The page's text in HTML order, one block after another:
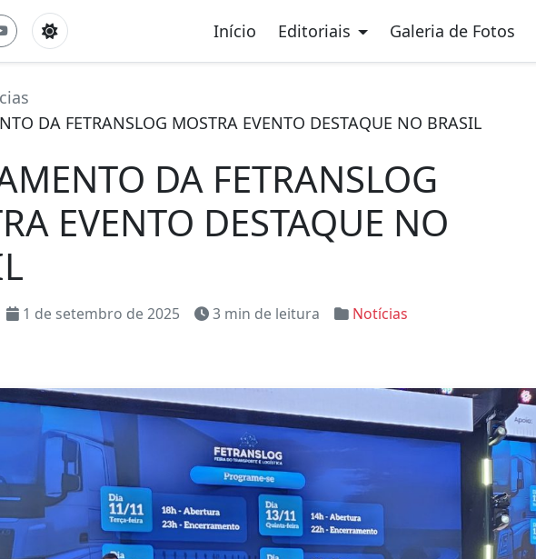
Início Editoriais Galeria de Fotos
DA FETRANSLOG MOSTRA EVENTO DESTAQUE NO BRASIL
DA FETRANSLOG
EVENTO DESTAQUE NO
1 de setembro de 2025 3 min de leitura Notícias